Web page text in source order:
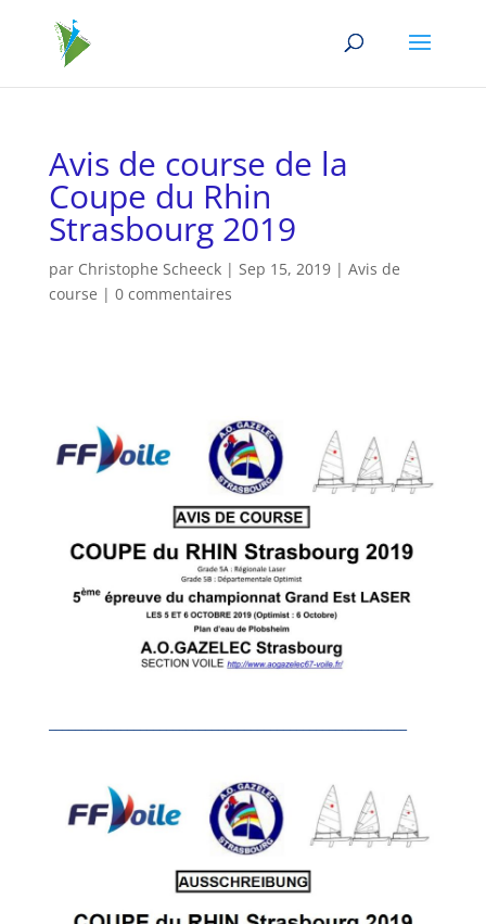
Avis de course de la
Coupe du Rhin
Strasbourg 2019
par Christophe Scheeck| Sep 15, 2019| Avis de
course | 0 commentaires